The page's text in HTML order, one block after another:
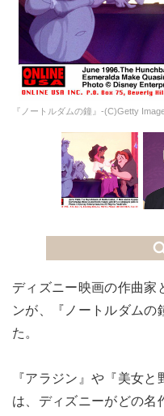
『ノートルダムの鐘』-(C)Getty
ディズニー映画の作曲家
ンが、『ノートルダムの
た。
『アラジン』や『美女
は、ディズニーがどの名